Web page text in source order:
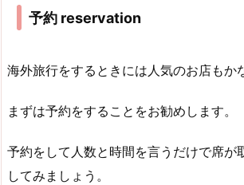
予約 reservation
海外旅行をするときには人気のお店もか
まずは予約をすることをお勧めします。
予約をして人数と時間を言うだけで席が
してみましょう。